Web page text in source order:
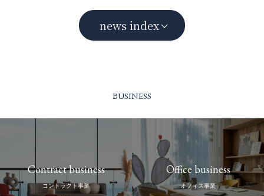
news index
BUSINESS
Contract business
コントラクト事業
Office business
オフィス事業